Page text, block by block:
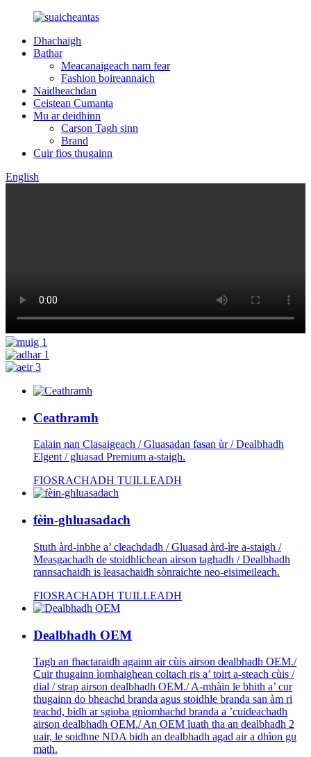
Dhachaigh
Bathar
Meacanaigeach nam fear
Fashion boireannaich
Naidheachdan
Ceistean Cumanta
Mu ar deidhinn
Carson Tagh sinn
Brand
Cuir fios thugainn
English
Ceathramh
Ealain nan Clasaigeach / Gluasadan fasan ùr / Dealbhadh
Elgent / gluasad Premium a-staigh.
FIOSRACHADH TUILLEADH
fèin-ghluasadach
Stuth àrd-inbhe a’ cleachdadh / Gluasad àrd-ìre a-staigh /
Measgachadh de stoidhlichean airson taghadh / Dealbhadh
rannsachaidh is leasachaidh sònraichte neo-eisimeileach.
FIOSRACHADH TUILLEADH
Dealbhadh OEM
Tagh an fhactaraidh againn air cùis airson dealbhadh OEM./
Cuir thugainn ìomhaighean coltach ris a’ toirt a-steach cùis /
dial / strap airson dealbhadh OEM./ A-mhàin le bhith a’ cur
thugainn do bheachd branda agus stoidhle branda san àm ri
teachd, bidh ar sgioba gnìomhachd branda a ’cuideachadh
airson dealbhadh OEM./ An OEM luath tha an dealbhadh 2
uair, le soidhne NDA bidh an dealbhadh agad air a dhìon gu
math.